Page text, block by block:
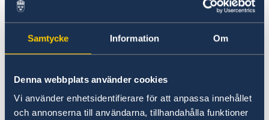
Samtycke Information Om
Denna webbplats använder cookies
Vi använder enhetsidentifierare för att anpassa innehållet
och annonserna till användarna, tillhandahålla funktioner
Contact
Ambassador
Camera Surveillance at the Embassy
Current
Starting September 16, 2021
Swedish Visa Centers are
17 Sep 2021